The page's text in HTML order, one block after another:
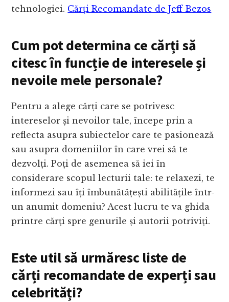
tehnologiei. Cărți Recomandate de Jeff Bezos
Cum pot determina ce cărți să
citesc în funcție de interesele și
nevoile mele personale?
Pentru a alege cărți care se potrivesc
intereselor și nevoilor tale, începe prin a
reflecta asupra subiectelor care te pasionează
sau asupra domeniilor în care vrei să te
dezvolți. Poți de asemenea să iei în
considerare scopul lecturii tale: te relaxezi, te
informezi sau îți îmbunătățești abilitățile într-
un anumit domeniu? Acest lucru te va ghida
printre cărți spre genurile și autorii potriviți.
Este util să urmăresc liste de
cărți recomandate de experți sau
celebrități?